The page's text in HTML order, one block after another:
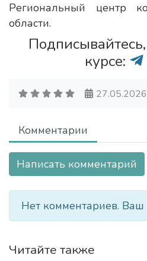
Региональный центр
области.
курсе:
27.05.2026
Комментарии
Написать комментарий
Нет комментариев. Ваш
Читайте также